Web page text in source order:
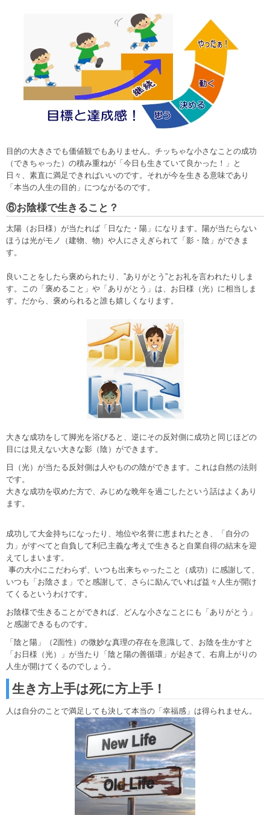
目的の大きさでも価値観でもありません。チッちゃな小さなことの成功
（できちゃった）の積み重ねが「今日も生きていて良かった！」と
日々、素直に満足できればいいのです。それが今を生きる意味であり
「本当の人生の目的」につながるのです。
⑥お陰様で生きること？
太陽（お日様）が当たれば「日なた・陽」になります。陽が当たらない
ほうは光がモノ（建物、物）や人にさえぎられて「影・陰」ができま
す。
良いことをしたら褒められたり、”ありがとう”とお礼を言われたりしま
す。この「褒めること」や「ありがとう」は、お日様（光）に相当しま
す。だから、褒められると誰も嬉しくなります。
大きな成功をして脚光を浴びると、逆にその反対側に成功と同じほどの
目には見えない大きな影（陰）ができます。
日（光）が当たる反対側は人やものの陰ができます。これは自然の法則
です。
大きな成功を収めた方で、みじめな晩年を過ごしたという話はよくあり
ます。
成功して大金持ちになったり、地位や名誉に恵まれたとき、「自分の
力」がすべてと自負して利己主義な考えで生きると自業自得の結末を迎
えてしまいます。
事の大小にこだわらず、いつも出来ちゃったこと（成功）に感謝して、
いつも「お陰さま」でと感謝して、さらに励んでいれば益々人生が開け
てくるというわけです。
お陰様で生きることができれば、どんな小さなことにも「ありがとう」
と感謝できるものです。
「陰と陽」（2面性）の微妙な真理の存在を意識して、お陰を生かすと
「お日様（光）」が当たり「陰と陽の善循環」が起きて、右肩上がりの
人生が開けてくるのでしょう。
生き方上手は死に方上手！
人は自分のことで満足しても決して本当の「幸福感」は得られません。